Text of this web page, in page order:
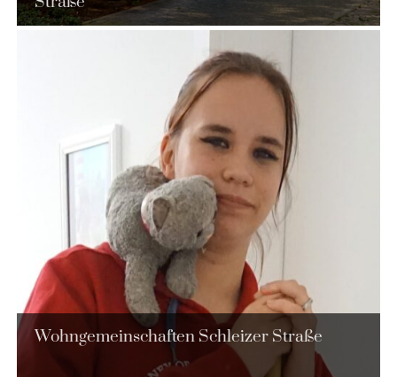
Wohngemeinschaften Schleizer Straße